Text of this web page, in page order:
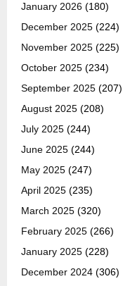
January 2026 (180)
December 2025 (224)
November 2025 (225)
October 2025 (234)
September 2025 (207)
August 2025 (208)
July 2025 (244)
June 2025 (244)
May 2025 (247)
April 2025 (235)
March 2025 (320)
February 2025 (266)
January 2025 (228)
December 2024 (306)